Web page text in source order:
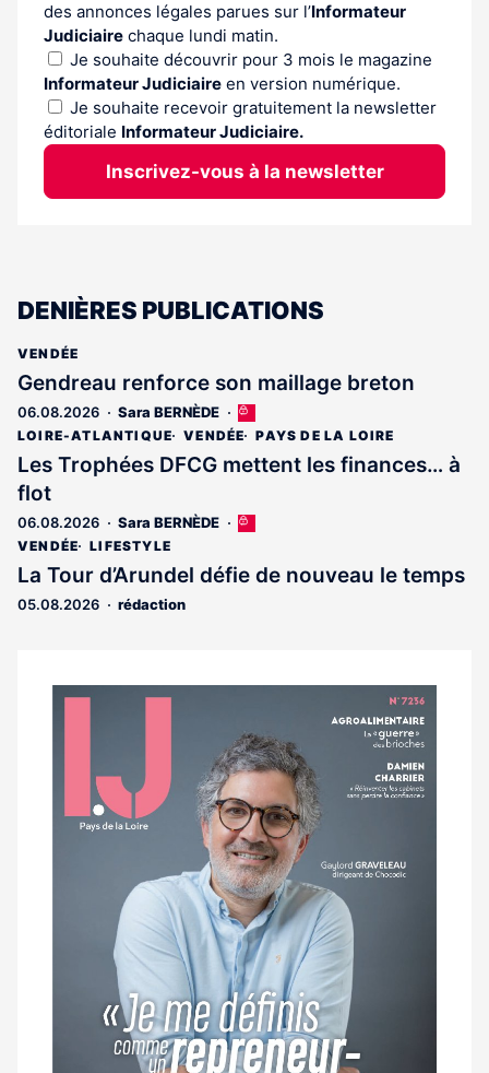
des annonces légales parues sur l’Informateur
Judiciaire chaque lundi matin.
Je souhaite découvrir pour 3 mois le magazine
Informateur Judiciaire en version numérique.
Je souhaite recevoir gratuitement la newsletter
éditoriale Informateur Judiciaire.
Inscrivez-vous à la newsletter
DENIÈRES PUBLICATIONS
VENDÉE
Gendreau renforce son maillage breton
06.08.2026 Sara BERNÈDE
Cet
article
est
réservé
abonnés
LOIRE-ATLANTIQUE VENDÉE PAYS DE LA LOIRE
Les Trophées DFCG mettent les finances… à
flot
06.08.2026 Sara BERNÈDE
Cet
réservé
VENDÉE LIFESTYLE
La Tour d’Arundel défie de nouveau le temps
05.08.2026 rédaction
Notre
magazine